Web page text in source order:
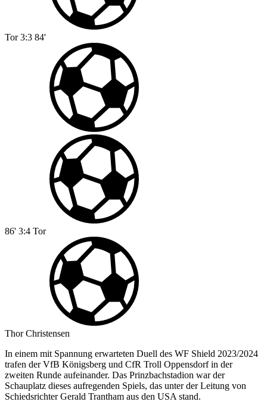
Tor 3:3 84'
86' 3:4 Tor
Thor Christensen
In einem mit Spannung erwarteten Duell des WF Shield 2023/2024
trafen der VfB Königsberg und CfR Troll Oppensdorf in der
zweiten Runde aufeinander. Das Prinzbachstadion war der
Schauplatz dieses aufregenden Spiels, das unter der Leitung von
Schiedsrichter Gerald Trantham aus den USA stand.